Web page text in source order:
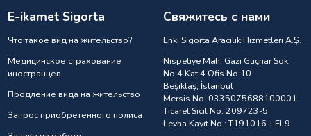
E-ikamet Sigorta
Что такое вид на жительство?
Медицинское страхование
иностранцев
Продление вида на жительство
Запрос приобретенного полиса
Свяжитесь с нами
Enki Sigorta Aracılık Hizmetleri A.Ş.
Nispetiye Mah. Gazi Güçnar Sok.
No:4 Kat:4 Ofis No:10
Beşiktaş, İstanbul
Mersis No: 0335075688100001
Ticaret Sicil No: 209723-5
Levha Kayıt No : T191016-LEL9